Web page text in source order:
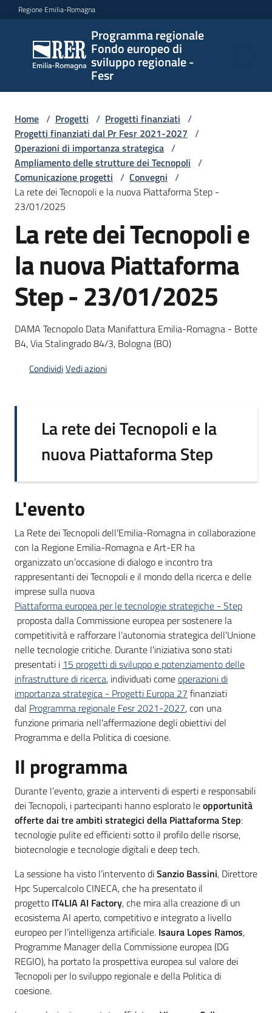
Vai al contenuto
Vai alla navigazione
Vai al footer
Regione Emilia-Romagna
Programma regionale
Fondo europeo di
sviluppo regionale -
Fesr
Programma
regionale
Fondo
europeo di
regionale -
Fesr
Novità
Programmi
e
strategie
Progetti
Comunicazione
e
partecipazione
Seguici
su
Home / Progetti / Progetti finanziati /
Progetti finanziati dal Pr Fesr 2021-2027 /
Operazioni di importanza strategica /
Ampliamento delle strutture dei Tecnopoli /
Comunicazione progetti / Convegni /
La rete dei Tecnopoli e la nuova Piattaforma Step -
23/01/2025
La rete dei Tecnopoli e
la nuova Piattaforma
Step - 23/01/2025
DAMA Tecnopolo Data Manifattura Emilia-Romagna - Botte
B4, Via Stalingrado 84/3, Bologna (BO)
CondividiVedi azioni
La rete dei Tecnopoli e la
nuova Piattaforma Step
L'evento
La Rete dei Tecnopoli dell’Emilia-Romagna in collaborazione
con la Regione Emilia-Romagna e Art-ER ha
organizzato un’occasione di dialogo e incontro tra
rappresentanti dei Tecnopoli e il mondo della ricerca e delle
imprese sulla nuova
Piattaforma europea per le tecnologie strategiche - Step
proposta dalla Commissione europea per sostenere la
competitività e rafforzare l’autonomia strategica dell’Unione
nelle tecnologie critiche. Durante l'iniziativa sono stati
presentati i 15 progetti di sviluppo e potenziamento delle
infrastrutture di ricerca, individuati comeoperazioni di
importanza strategica - Progetti Europa 27 finanziati
dal Programma regionale Fesr 2021-2027, con una
funzione primaria nell'affermazione degli obiettivi del
Programma e della Politica di coesione.
Il programma
Durante l’evento, grazie a interventi di esperti e responsabili
dei Tecnopoli, i partecipanti hanno esplorato leopportunità
offerte dai tre ambiti strategici della Piattaforma Step:
tecnologie pulite ed efficienti sotto il profilo delle risorse,
biotecnologie e tecnologie digitali e deep tech.
La sessione ha visto l’intervento diSanzio Bassini, Direttore
Hpc Supercalcolo CINECA, che ha presentato il
progetto IT4LIA AI Factory, che mira alla creazione di un
ecosistema AI aperto, competitivo e integrato a livello
europeo per l’intelligenza artificiale. Isaura Lopes Ramos,
Programme Manager della Commissione europea (DG
REGIO), ha portato la prospettiva europea sul valore dei
Tecnopoli per lo sviluppo regionale e della Politica di
coesione.